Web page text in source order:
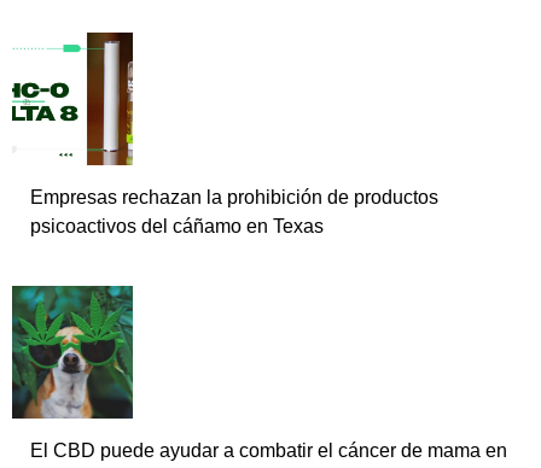
Empresas rechazan la prohibición de productos
psicoactivos del cáñamo en Texas
El CBD puede ayudar a combatir el cáncer de mama en